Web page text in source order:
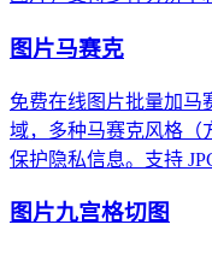
图片马赛克
免费在线图片批量加马
域，多种马赛克风格（
保护隐私信息。支持
图片九宫格切图